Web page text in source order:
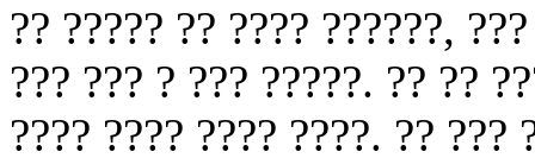
?? ????? ?? ???? ??????,
??? ??? ? ??? ?????. ?? ??
???? ???? ???? ????. ?? ???